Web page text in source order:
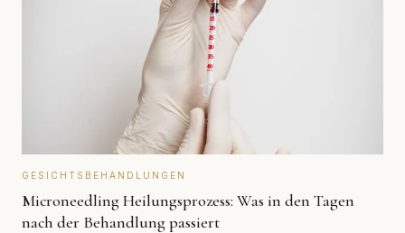
GESICHTSBEHANDLUNGEN
Microneedling Heilungsprozess: Was in den Tagen
nach der Behandlung passiert